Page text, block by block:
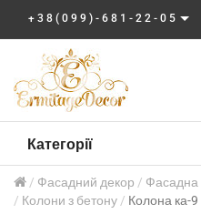
+38(099)-681-22-05
Категорії
Фасадний декор
Фасадна
Колони з бетону
Колона ка-